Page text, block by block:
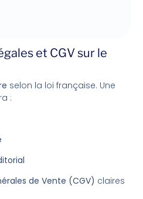
et CGV sur le
selon la loi française. Une
:
de Vente (CGV) claires